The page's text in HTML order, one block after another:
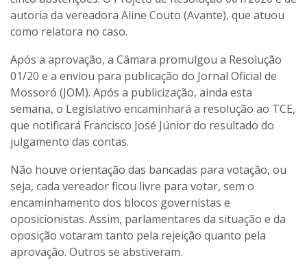
autoria da vereadora Aline Couto (Avante), que atuou
como relatora no caso.
Após a aprovação, a Câmara promulgou a Resolução
01/20 e a enviou para publicação do Jornal Oficial de
Mossoró (JOM). Após a publicização, ainda esta
semana, o Legislativo encaminhará a resolução ao TCE,
que notificará Francisco José Júnior do resultado do
julgamento das contas.
Não houve orientação das bancadas para votação, ou
seja, cada vereador ficou livre para votar, sem o
encaminhamento dos blocos governistas e
oposicionistas. Assim, parlamentares da situação e da
oposição votaram tanto pela rejeição quanto pela
aprovação. Outros se abstiveram.